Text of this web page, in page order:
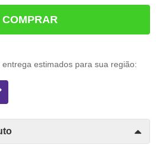
COMPRAR
estimados para sua região: